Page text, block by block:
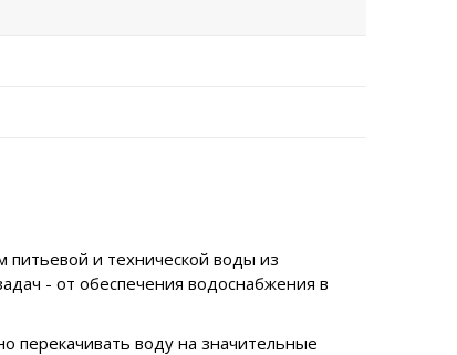
и технической воды из
- от обеспечения водоснабжения в
перекачивать воду на значительные